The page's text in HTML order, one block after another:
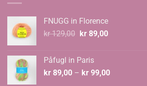
FNUGG in Florence
kr129,00 Opprinnelig
kr 129,00.
kr89,00Nåværende
Påfugl in Paris
kr 89,00 – kr 99,00Prisområde: